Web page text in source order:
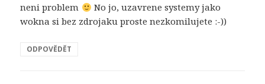
neni problem
No jo, uzavrene systemy jako
wokna si bez zdrojaku proste nezkomilujete :-))
ODPOVĚDĚT